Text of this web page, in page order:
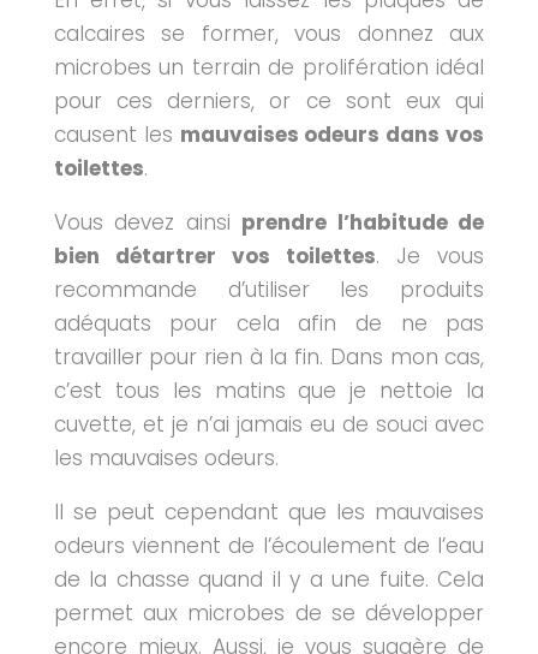
calcaires se former, vous donnez aux
microbes un terrain de prolifération idéal
pour ces derniers, or ce sont eux qui
causent les mauvaises odeurs dans vos
toilettes.
Vous devez ainsi prendre l’habitude de
bien détartrer vos toilettes. Je vous
recommande d’utiliser les produits
adéquats pour cela afin de ne pas
travailler pour rien à la fin. Dans mon cas,
c’est tous les matins que je nettoie la
cuvette, et je n’ai jamais eu de souci avec
les mauvaises odeurs.
Il se peut cependant que les mauvaises
odeurs viennent de l’écoulement de l’eau
de la chasse quand il y a une fuite. Cela
permet aux microbes de se développer
encore mieux. Aussi, je vous suggère de